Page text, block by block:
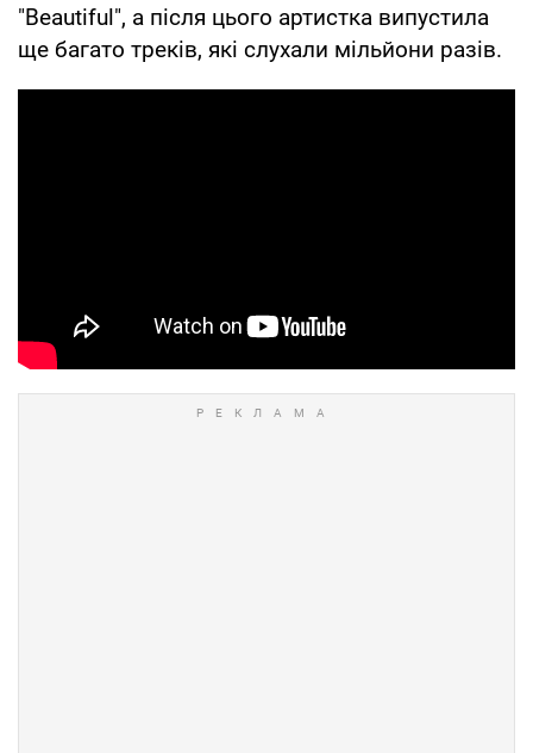
"Beautiful", а після цього артистка випустила
ще багато треків, які слухали мільйони разів.